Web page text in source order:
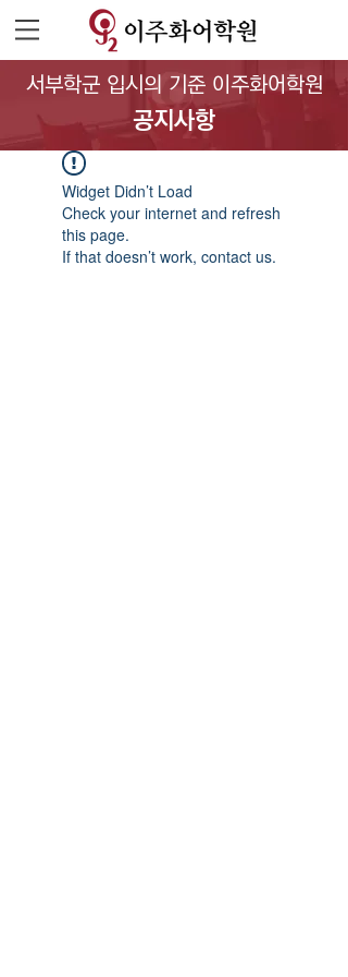
서부학군 입시의 기준 이주화어학원
공지사항
Widget Didn’t Load
Check your internet and refresh
this page.
If that doesn’t work, contact us.